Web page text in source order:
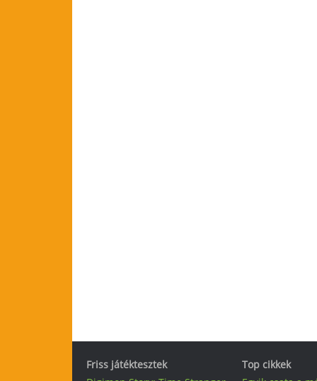
Friss játéktesztek
Top cikkek